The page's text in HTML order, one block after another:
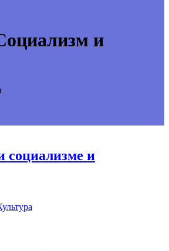
и
социализме и